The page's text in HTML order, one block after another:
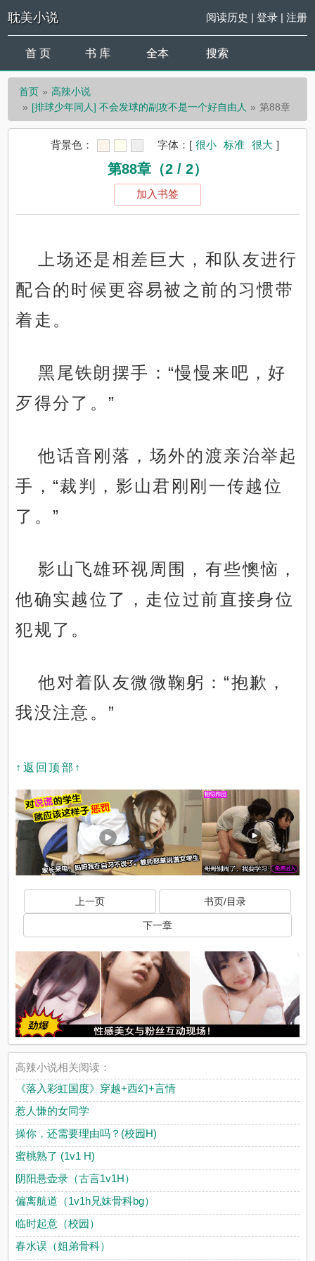
耽美小说 阅读历史 | 登录| 注册
首 页 书 库 全本 搜索
首页
高辣小说
[排球少年同人] 不会发球的副攻不是一个好自由人
第88章
背景色： 字体： [ 很小 标准 很大 ]
第88章（2 / 2）
加入书签
上场还是相差巨大，和队友进行
配合的时候更容易被之前的习惯带
着走。
黑尾铁朗摆手：“慢慢来吧，好
歹得分了。”
他话音刚落，场外的渡亲治举起
手，“裁判，影山君刚刚一传越位
了。”
影山飞雄环视周围，有些懊恼，
他确实越位了，走位过前直接身位
犯规了。
他对着队友微微鞠躬：“抱歉，
我没注意。”
↑返回顶部↑
上一页 书页/目录
下一章
高辣小说相关阅读：
《落入彩虹国度》穿越+西幻+言情
惹人慊的女同学
操你，还需要理由吗？(校园H)
蜜桃熟了 (1v1 H)
阴阳悬壶录（古言1v1H）
偏离航道（1v1h兄妹骨科bg）
临时起意（校园）
春水误（姐弟骨科）